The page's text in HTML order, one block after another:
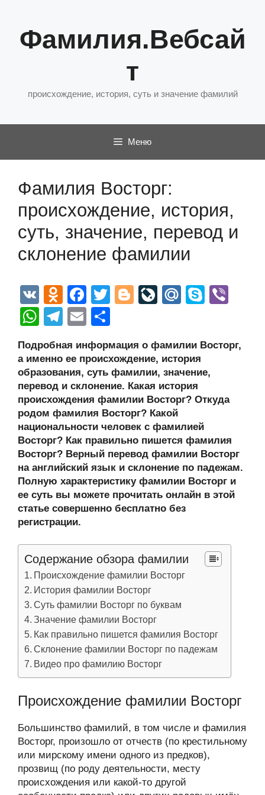
содержимому
Фамилия.Вебсай
т
происхождение, история, суть и значение фамилий
Меню
Фамилия Восторг:
происхождение, история,
суть, значение, перевод и
склонение фамилии
V
K
O
d
n
o
kl
a
ss
ni
ki
F
a
c
e
b
o
o
k
T
er
Bl
g
er
Li
J
o
ur
n
al
M
u
S
e
W
at
s
A
p
p
T
e
gr
a
m
E
ail р
а
в
и
ть
Подробная информация о фамилии Восторг,
а именно ее происхождение, история
образования, суть фамилии, значение,
перевод и склонение. Какая история
происхождения фамилии Восторг? Откуда
родом фамилия Восторг? Какой
национальности человек с фамилией
Восторг? Как правильно пишется фамилия
Восторг? Верный перевод фамилии Восторг
на английский язык и склонение по падежам.
Полную характеристику фамилии Восторг и
ее суть вы можете прочитать онлайн в этой
статье совершенно бесплатно без
регистрации.
Содержание обзора фамилии
Происхождение фамилии Восторг
История фамилии Восторг
Суть фамилии Восторг по буквам
Значение фамилии Восторг
Как правильно пишется фамилия Восторг
Склонение фамилии Восторг по падежам
Видео про фамилию Восторг
Происхождение фамилии Восторг
Большинство фамилий, в том числе и фамилия
Восторг, произошло от отчеств (по крестильному
или мирскому имени одного из предков),
прозвищ (по роду деятельности, месту
происхождения или какой-то другой